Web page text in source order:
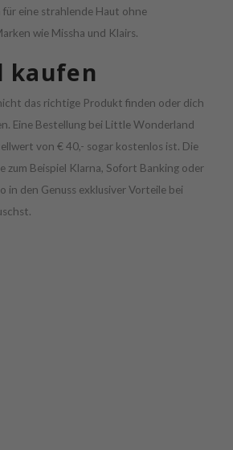
für eine strahlende Haut ohne
wie Missha und Klairs.
kaufen
das richtige Produkt finden oder dich
Eine Bestellung bei Little Wonderland
von € 40,- sogar kostenlos ist. Die
zum Beispiel Klarna, Sofort Banking oder
in den Genuss exklusiver Vorteile bei